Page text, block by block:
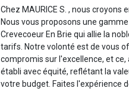
Chez MAURICE S. , nous croyons
Nous vous proposons une
Crevecoeur En Brie qui allie la
tarifs. Notre volonté est de vous
compromis sur l'excellence, et
établi avec équité, reflétant la
votre budget. Faites l'expérience